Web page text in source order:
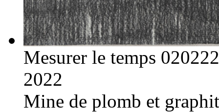
Mesurer le temps 020222
2022
Mine de plomb et